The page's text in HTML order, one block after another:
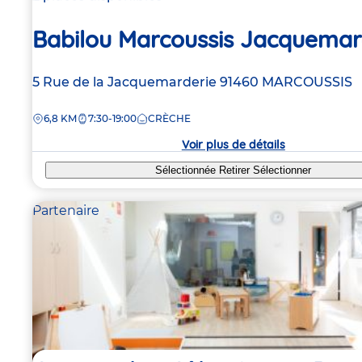
Babilou Marcoussis
Adresse
la
5 Rue de la Jacquemarderie 91460 MARCOUSSIS
DISTANCE
6,8 KM 7:30-19:00 CRÈCHE
Voir plus de détails
Sélectionnée RetirerSélectionner
Partenaire